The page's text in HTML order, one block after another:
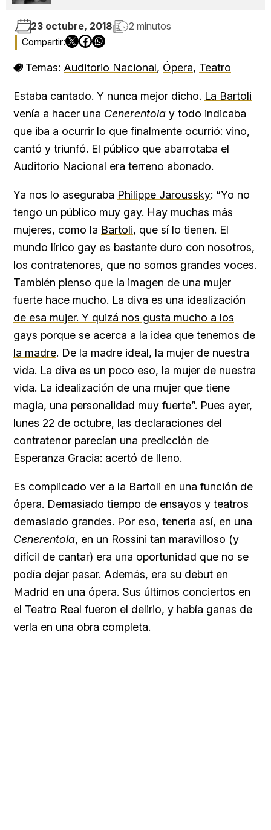
23 octubre, 2018 2 minutos
Temas: Auditorio Nacional, Ópera, Teatro
Estaba cantado. Y nunca mejor dicho. La Bartoli
venía a hacer una Cenerentola y todo indicaba
que iba a ocurrir lo que finalmente ocurrió: vino,
cantó y triunfó. El público que abarrotaba el
Auditorio Nacional era terreno abonado.
Ya nos lo aseguraba Philippe Jaroussky: “Yo no
tengo un público muy gay. Hay muchas más
mujeres, como la Bartoli, que sí lo tienen. El
mundo lírico gay es bastante duro con nosotros,
los contratenores, que no somos grandes voces.
También pienso que la imagen de una mujer
fuerte hace mucho. La diva es una idealización
de esa mujer. Y quizá nos gusta mucho a los
gays porque se acerca a la idea que tenemos de
la madre. De la madre ideal, la mujer de nuestra
vida. La diva es un poco eso, la mujer de nuestra
vida. La idealización de una mujer que tiene
magia, una personalidad muy fuerte”. Pues ayer,
lunes 22 de octubre, las declaraciones del
contratenor parecían una predicción de
Esperanza Gracia: acertó de lleno.
Es complicado ver a la Bartoli en una función de
ópera. Demasiado tiempo de ensayos y teatros
demasiado grandes. Por eso, tenerla así, en una
Cenerentola, en un Rossini tan maravilloso (y
difícil de cantar) era una oportunidad que no se
podía dejar pasar. Además, era su debut en
Madrid en una ópera. Sus últimos conciertos en
el Teatro Real fueron el delirio, y había ganas de
verla en una obra completa.